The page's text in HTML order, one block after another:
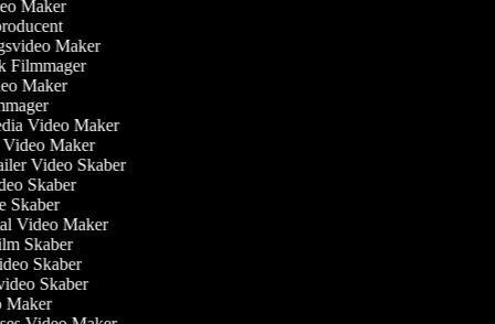
Maker
Maker
Filmmager
Maker
Video Maker
Video Maker
Video Skaber
Skaber
Skaber
Video Maker
Skaber
Skaber
Skaber
Maker